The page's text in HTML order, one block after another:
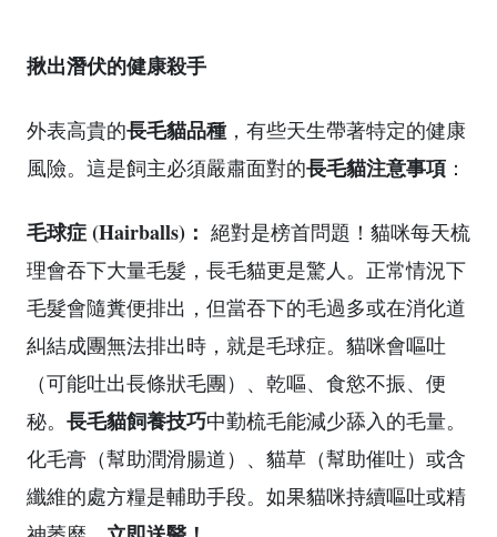
揪出潛伏的健康殺手
外表高貴的長毛貓品種 ，有些天生帶著特定的健康
風險。這是飼主必須嚴肅面對的長毛貓注意事項 ：
毛球症 (Hairballs)： 絕對是榜首問題！貓咪每天梳
理會吞下大量毛髮，長毛貓更是驚人。正常情況下
毛髮會隨糞便排出，但當吞下的毛過多或在消化道
糾結成團無法排出時，就是毛球症。貓咪會嘔吐
（可能吐出長條狀毛團）、乾嘔、食慾不振、便
秘。 長毛貓飼養技巧中勤梳毛能減少舔入的毛量。
化毛膏（幫助潤滑腸道）、貓草（幫助催吐）或含
纖維的處方糧是輔助手段。如果貓咪持續嘔吐或精